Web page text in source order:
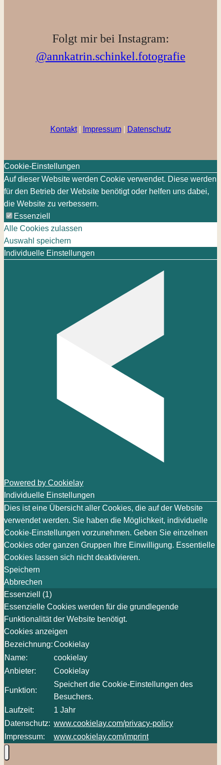
Folgt mir bei Instagram:
@annkatrin.schinkel.fotografie
Kontakt| Impressum| Datenschutz
Cookie-Einstellungen
Auf dieser Website werden Cookie verwendet. Diese werden
für den Betrieb der Website benötigt oder helfen uns dabei,
die Website zu verbessern.
Essenziell
Alle Cookies zulassen
Auswahl speichern
Individuelle Einstellungen
Powered by Cookielay
Individuelle Einstellungen
Dies ist eine Übersicht aller Cookies, die auf der Website
verwendet werden. Sie haben die Möglichkeit, individuelle
Cookie-Einstellungen vorzunehmen. Geben Sie einzelnen
Cookies oder ganzen Gruppen Ihre Einwilligung. Essentielle
Cookies lassen sich nicht deaktivieren.
Speichern
Abbrechen
Essenziell (1)
Essenzielle Cookies werden für die grundlegende
Funktionalität der Website benötigt.
Cookies anzeigen
Bezeichnung:Cookielay
Name:
cookielay
Anbieter:
Cookielay
Funktion:
Speichert die Cookie-Einstellungen des
Besuchers.
Laufzeit:
1 Jahr
Datenschutz: www.cookielay.com/privacy-policy
Impressum:
www.cookielay.com/imprint